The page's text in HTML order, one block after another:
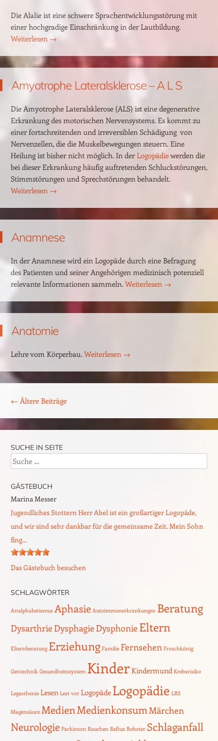
Die Alalie ist eine schwere Sprachentwicklungsstörung mit
einer hochgradige Einschränkung in der Lautbildung.
Weiterlesen →
Amyotrophe Lateralsklerose – A L S
Die Amyotrophe Lateralsklerose (ALS) ist eine degenerative
Erkrankung des motorischen Nervensystems. Es kommt zu
einer fortschreitenden und irreversiblen Schädigung von
Nervenzellen, die die Muskelbewegungen steuern. Eine
Heilung ist bisher nicht möglich. In derLogopädiewerden die
bei dieser Erkrankung häufig auftretenden Schluckstörungen,
Stimmstörungen und Sprechstörungen behandelt.
Weiterlesen →
Anamnese
In der Anamnese wird ein Logopäde durch eine Befragung
des Patienten und seiner Angehörigen medizinisch potenziell
relevante Informationen sammeln. Weiterlesen →
Anatomie
Lehre vom Körperbau. Weiterlesen →
← Ältere Beiträge
SUCHE IN SEITE
Suche
GÄSTEBUCH
Marina Messer
Jugendliches Stottern Herr Abel ist ein großartiger Logopäde,
und wir sind sehr dankbar für die gemeinsame Zeit. Mein Sohn
fing...
W.Detzner
Dysphonie, Recurrenzparese und Schluckstörung Wir, meine
Gattin Karin und ich suchten nach einer HWS OP, bei meiner
Gattin, einen Logopäden,...
Das Gästebuch besuchen
SCHLAGWÖRTER
Analphabetismus Aphasie Autoimmunerkrankungen Beratung
Dysarthrie Dysphagie Dysphonie Eltern
Elternberatung Erziehung Familie Fernsehen Froschkönig
Gentechnik Gesundheitssystem KinderKindermund Krebsrisiko
Legasthenie Lesen Lest vor Logopäde Logopädie LRS
Magensäure MedienMedienkonsumMärchen
Neurologie Parkinson Rauchen Reflux Roboter Schlaganfall